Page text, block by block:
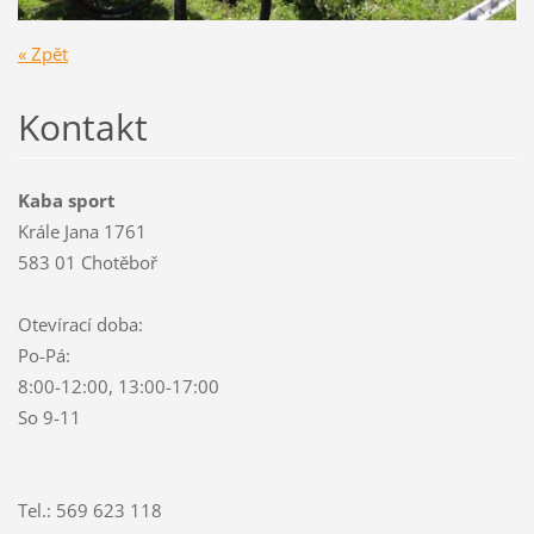
« Zpět
Kontakt
Kaba sport
Krále Jana 1761
583 01 Chotěboř
Otevírací doba:
Po-Pá:
8:00-12:00, 13:00-17:00
So 9-11
Tel.: 569 623 118